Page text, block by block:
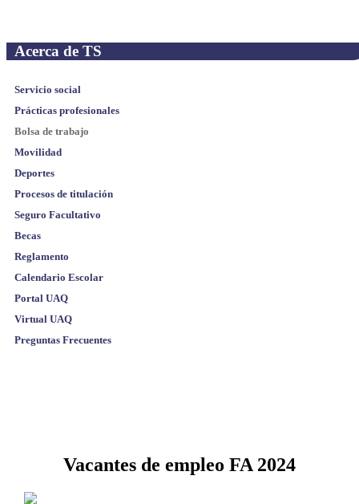
Acerca de TS
Servicio social
Prácticas profesionales
Bolsa de trabajo
Movilidad
Deportes
Procesos de titulación
Seguro Facultativo
Becas
Reglamento
Calendario Escolar
Portal UAQ
Virtual UAQ
Preguntas Frecuentes
Vacantes de empleo FA 2024